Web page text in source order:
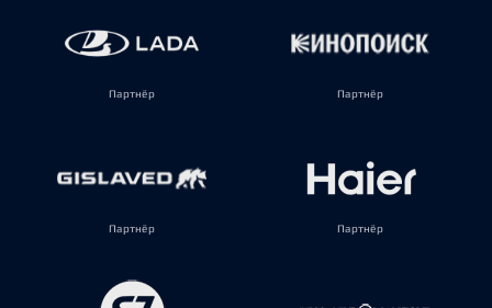
Партнёр Партнёр
Партнёр Партнёр